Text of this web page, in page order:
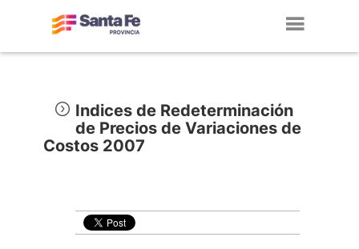
Indices de Redeterminación
de Precios de Variaciones de
Costos 2007